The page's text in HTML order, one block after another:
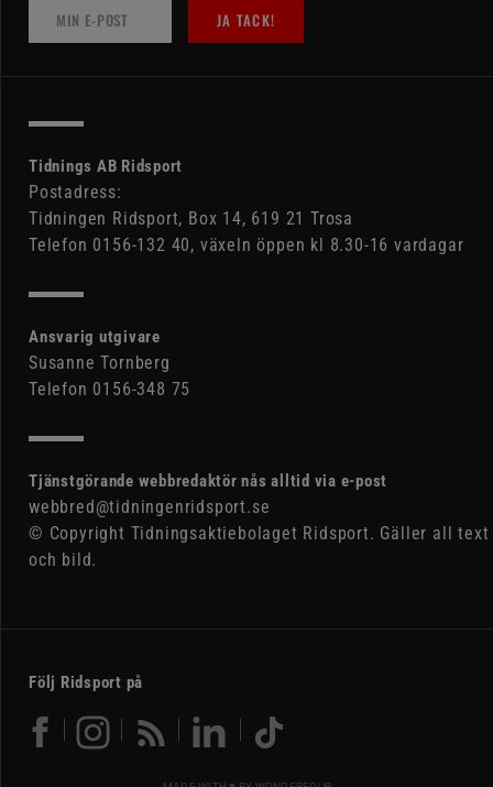
JA TACK!
Tidnings AB Ridsport
Postadress:
Tidningen Ridsport, Box 14, 619 21 Trosa
Telefon 0156-132 40, växeln öppen kl 8.30-16 vardagar
Ansvarig utgivare
Susanne Tornberg
Telefon 0156-348 75
Tjänstgörande webbredaktör nås alltid via e-post
webbred@tidningenridsport.se
© Copyright Tidningsaktiebolaget Ridsport. Gäller all text
och bild.
Följ Ridsport på